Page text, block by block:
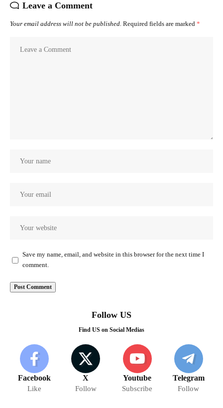
Leave a Comment
Your email address will not be published. Required fields are marked *
Save my name, email, and website in this browser for the next time I
comment.
Follow US
Find US on Social Medias
Facebook
Like
X
Follow
Youtube
Subscribe
Telegram
Follow